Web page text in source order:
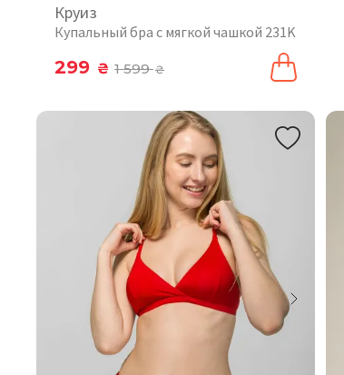
Круиз
Купальный бра с мягкой чашкой 231K
299 ₴ 1 599₴